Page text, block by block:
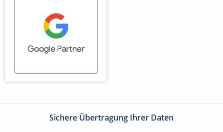
Sichere Übertragung Ihrer Daten